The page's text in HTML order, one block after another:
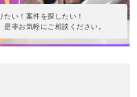
い！案件を探したい！
非お気軽にご相談ください。